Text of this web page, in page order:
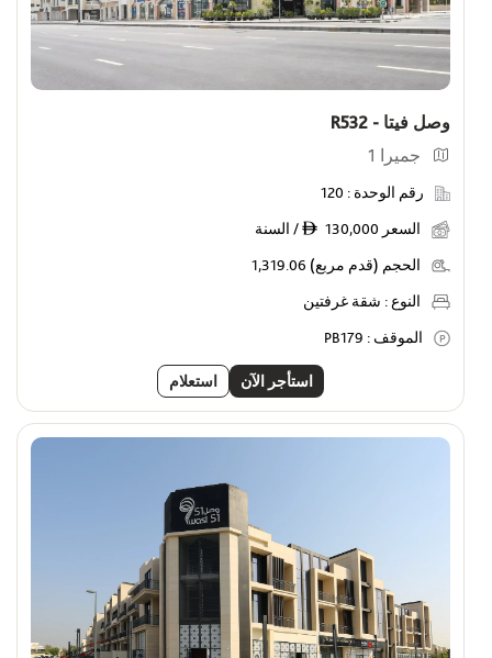
أظهر وحدات الأفراد
وصل فيتا - R532
جميرا 1
رقم الوحدة : 120
السعر ê 130,000 / السنة
الحجم (قدم مربع) 1,319.06
النوع : شقة غرفتين
الموقف : PB179
استأجر الآن استعلام